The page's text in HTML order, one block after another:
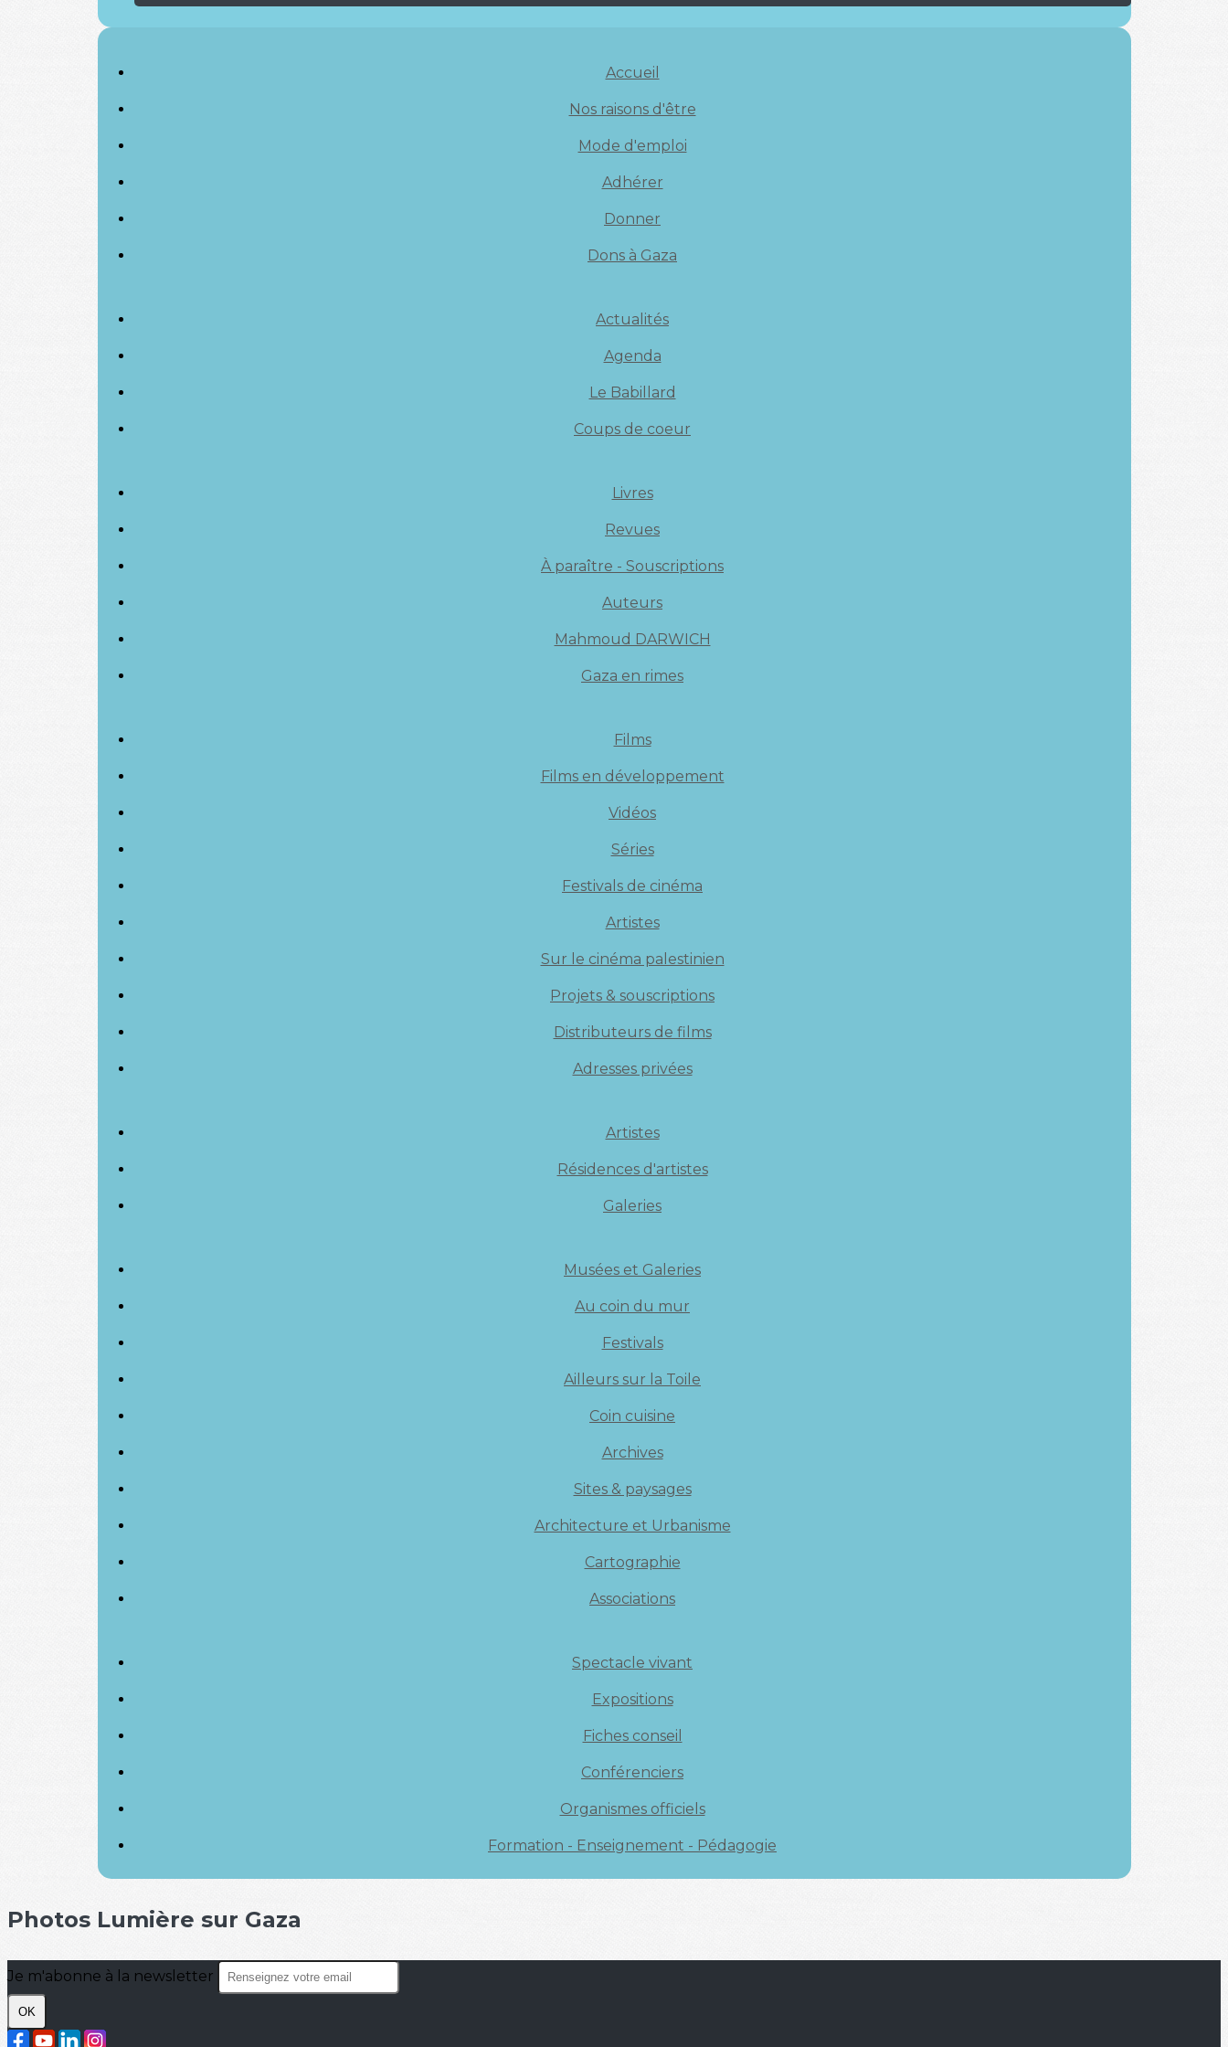
Accueil
Nos raisons d'être
Mode d'emploi
Adhérer
Donner
Dons à Gaza
Actualités
Agenda
Le Babillard
Coups de coeur
Livres
Revues
À paraître - Souscriptions
Auteurs
Mahmoud DARWICH
Gaza en rimes
Films
Films en développement
Vidéos
Séries
Festivals de cinéma
Artistes
Sur le cinéma palestinien
Projets & souscriptions
Distributeurs de films
Adresses privées
Artistes
Résidences d'artistes
Galeries
Musées et Galeries
Au coin du mur
Festivals
Ailleurs sur la Toile
Coin cuisine
Archives
Sites & paysages
Architecture et Urbanisme
Cartographie
Associations
Spectacle vivant
Expositions
Fiches conseil
Conférenciers
Organismes officiels
Formation - Enseignement - Pédagogie
Photos Lumière sur Gaza
Je m'abonne à la newsletter
OK